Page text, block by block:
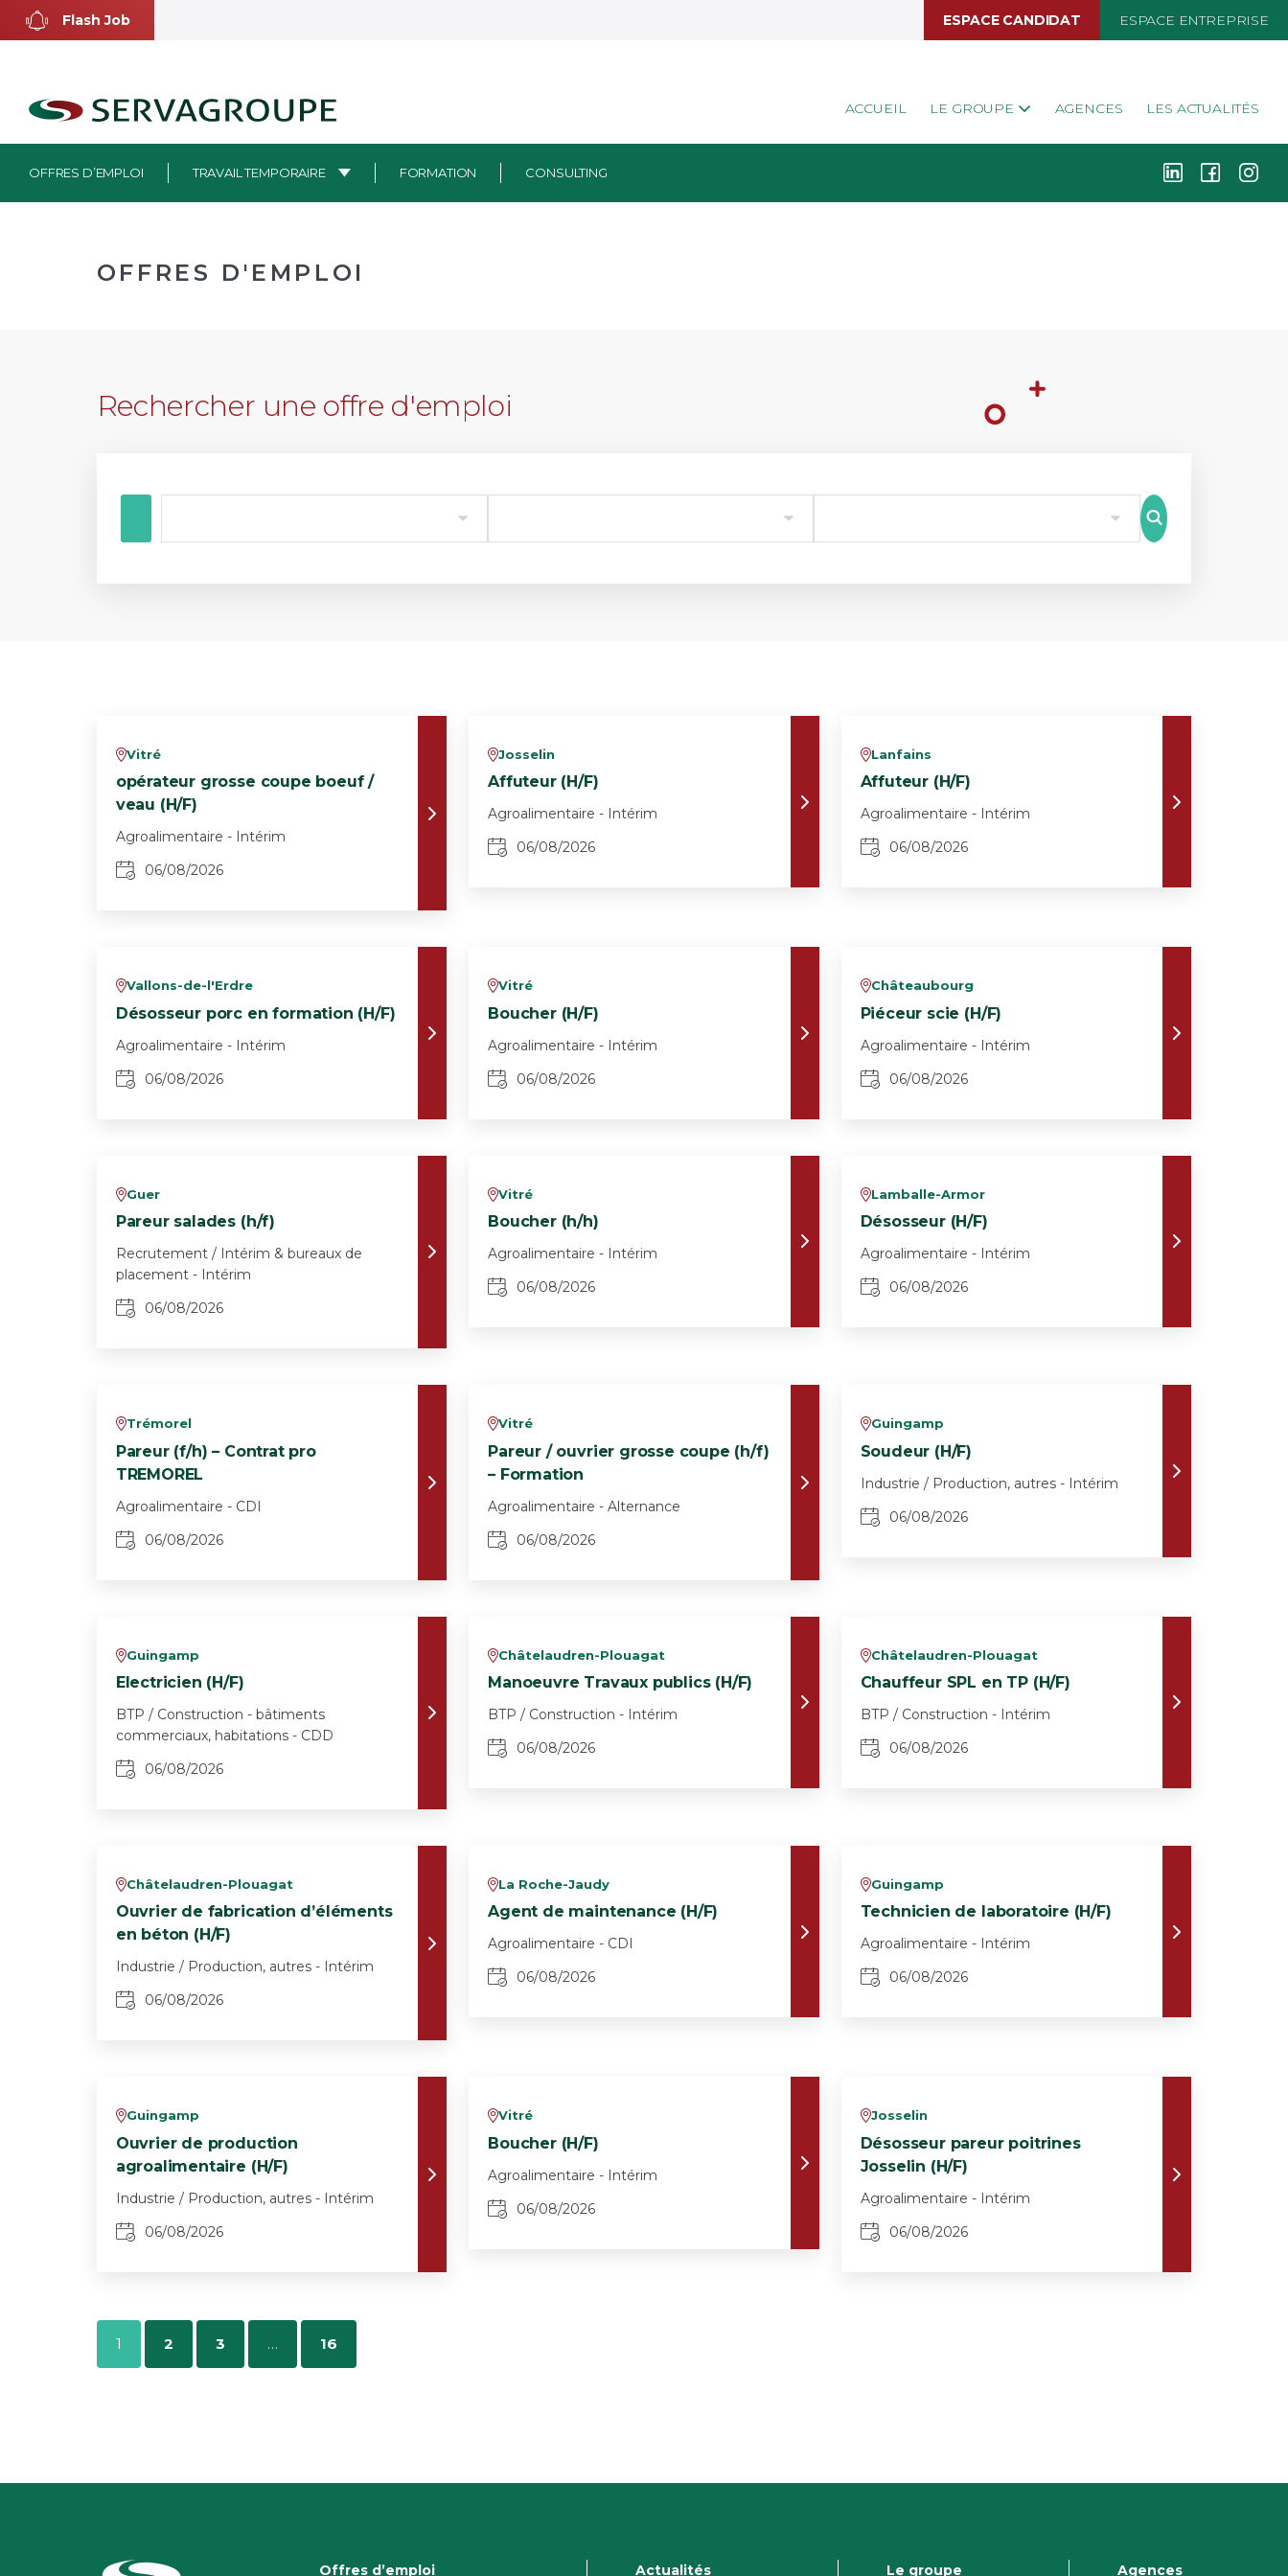
Aller
Flash Job ESPACE CANDIDAT ESPACE ENTREPRISE
ACCUEIL LE GROUPE AGENCES LES ACTUALITÉS
OFFRES D’EMPLOI TRAVAIL TEMPORAIRE FORMATION CONSULTING k i j
OFFRES D'EMPLOI
Rechercher une offre d'emploi
8
vVitré
opérateur grosse coupe boeuf /
veau (H/F)
Agroalimentaire - Intérim
06/08/2026
vJosselin
Affuteur (H/F)
Agroalimentaire - Intérim
06/08/2026
vLanfains
Affuteur (H/F)
Agroalimentaire - Intérim
06/08/2026
vVallons-de-l'Erdre
Désosseur porc en formation (H/F)
Agroalimentaire - Intérim
06/08/2026
vVitré
Boucher (H/F)
Agroalimentaire - Intérim
06/08/2026
vChâteaubourg
Piéceur scie (H/F)
Agroalimentaire - Intérim
06/08/2026
vGuer
Pareur salades (h/f)
Recrutement / Intérim & bureaux de
placement - Intérim
06/08/2026
vVitré
Boucher (h/h)
Agroalimentaire - Intérim
06/08/2026
vLamballe-Armor
Désosseur (H/F)
Agroalimentaire - Intérim
06/08/2026
vTrémorel
Pareur (f/h) – Contrat pro
TREMOREL
Agroalimentaire - CDI
06/08/2026
vVitré
Pareur / ouvrier grosse coupe (h/f)
– Formation
Agroalimentaire - Alternance
06/08/2026
vGuingamp
Soudeur (H/F)
Industrie / Production, autres - Intérim
06/08/2026
vGuingamp
Electricien (H/F)
BTP / Construction - bâtiments
commerciaux, habitations - CDD
06/08/2026
vChâtelaudren-Plouagat
Manoeuvre Travaux publics (H/F)
BTP / Construction - Intérim
06/08/2026
vChâtelaudren-Plouagat
Chauffeur SPL en TP (H/F)
BTP / Construction - Intérim
06/08/2026
vChâtelaudren-Plouagat
Ouvrier de fabrication d’éléments
en béton (H/F)
Industrie / Production, autres - Intérim
06/08/2026
vLa Roche-Jaudy
Agent de maintenance (H/F)
Agroalimentaire - CDI
06/08/2026
vGuingamp
Technicien de laboratoire (H/F)
Agroalimentaire - Intérim
06/08/2026
vGuingamp
Ouvrier de production
agroalimentaire (H/F)
Industrie / Production, autres - Intérim
06/08/2026
vVitré
Boucher (H/F)
Agroalimentaire - Intérim
06/08/2026
vJosselin
Désosseur pareur poitrines
Josselin (H/F)
Agroalimentaire - Intérim
06/08/2026
1 2 3 … 16
Offres d’emploi Actualités Le groupe Agences